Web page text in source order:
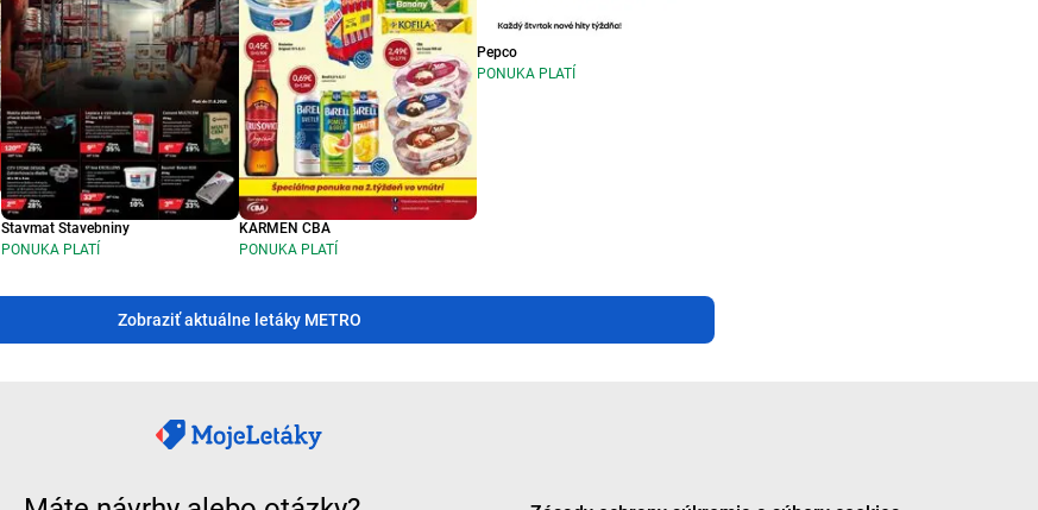
Stavmat Stavebniny
PONUKA PLATÍ
KARMEN CBA
PONUKA PLATÍ
Pepco
PONUKA PLATÍ
Zobraziť aktuálne letáky METRO